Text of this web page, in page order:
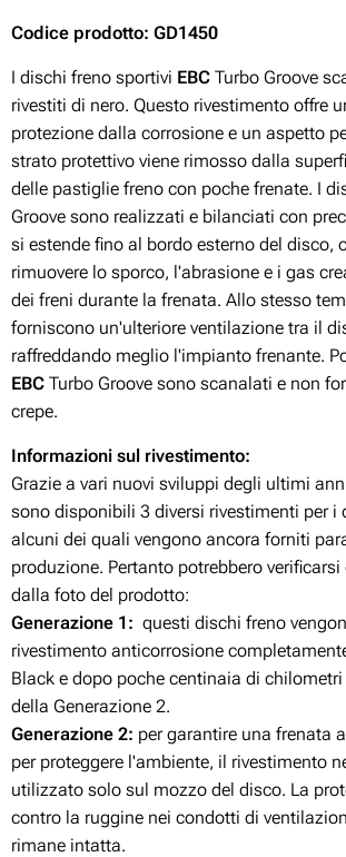
Codice prodotto: GD1450
I dischi freno sportivi EBC Turbo Groove
rivestiti di nero. Questo rivestimento offre
protezione dalla corrosione e un aspetto
strato protettivo viene rimosso dalla
delle pastiglie freno con poche frenate. I
Groove sono realizzati e bilanciati con
si estende fino al bordo esterno del disco,
rimuovere lo sporco, l'abrasione e i gas
dei freni durante la frenata. Allo stesso
forniscono un'ulteriore ventilazione tra il
raffreddando meglio l'impianto frenante.
EBC Turbo Groove sono scanalati e non
crepe.
Informazioni sul rivestimento:
Grazie a vari nuovi sviluppi degli ultimi
sono disponibili 3 diversi rivestimenti per i
alcuni dei quali vengono ancora forniti
produzione. Pertanto potrebbero
dalla foto del prodotto:
Generazione 1: questi dischi freno
rivestimento anticorrosione
Black e dopo poche centinaia di
della Generazione 2.
Generazione 2: per garantire una frenata
per proteggere l'ambiente, il rivestimento
utilizzato solo sul mozzo del disco. La
contro la ruggine nei condotti di
rimane intatta.